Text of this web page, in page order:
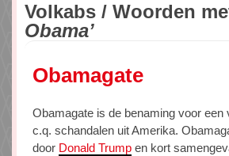
Volkabs / Woorden
Obama’
Obamagate
Obamagate is de benaming voor een
c.q. schandalen uit Amerika.
door Donald Trump en kort